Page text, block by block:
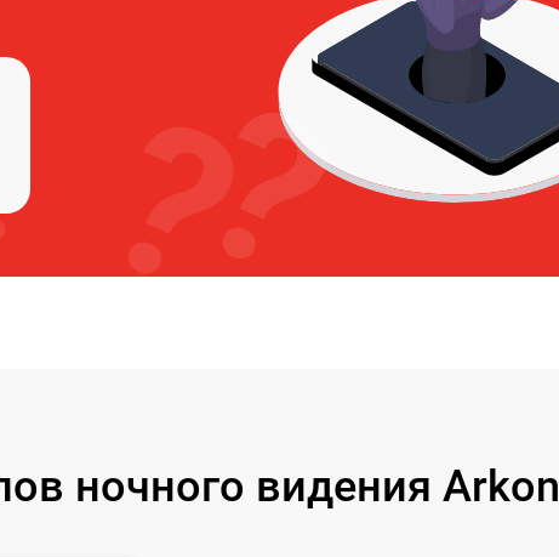
ночного видения Arkon